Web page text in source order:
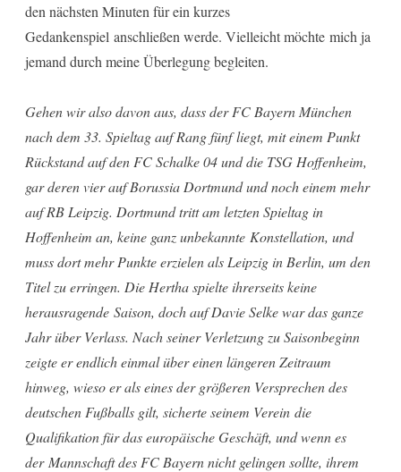
den nächsten Minuten für ein kurzes
Gedankenspiel anschließen werde. Vielleicht möchte mich ja
jemand durch meine Überlegung begleiten.
Gehen wir also davon aus, dass der FC Bayern München
nach dem 33. Spieltag auf Rang fünf liegt, mit einem Punkt
Rückstand auf den FC Schalke 04 und die TSG Hoffenheim,
gar deren vier auf Borussia Dortmund und noch einem mehr
auf RB Leipzig. Dortmund tritt am letzten Spieltag in
Hoffenheim an, keine ganz unbekannte Konstellation, und
muss dort mehr Punkte erzielen als Leipzig in Berlin, um den
Titel zu erringen. Die Hertha spielte ihrerseits keine
herausragende Saison, doch auf Davie Selke war das ganze
Jahr über Verlass. Nach seiner Verletzung zu Saisonbeginn
zeigte er endlich einmal über einen längeren Zeitraum
hinweg, wieso er als eines der größeren Versprechen des
deutschen Fußballs gilt, sicherte seinem Verein die
Qualifikation für das europäische Geschäft, und wenn es
der Mannschaft des FC Bayern nicht gelingen sollte, ihrem